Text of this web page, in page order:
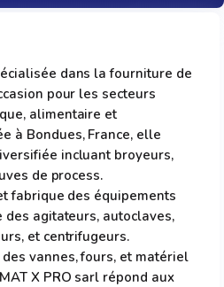
dans la fourniture de
pour les secteurs
alimentaire et
à Bondues, France, elle
incluant broyeurs,
de process.
fabrique des équipements
agitateurs, autoclaves,
et centrifugeurs.
vannes, fours, et matériel
X PRO sarl répond aux